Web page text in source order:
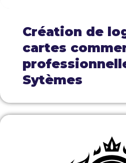
Création de
cartes
Sytèmes